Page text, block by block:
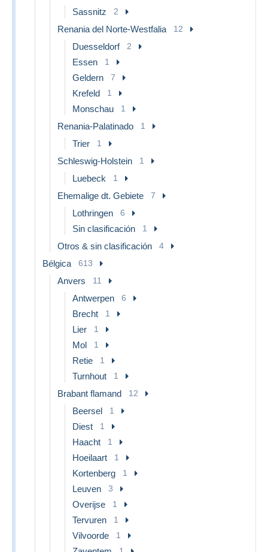
Sassnitz 2
Renania del Norte-Westfalia 12
Duesseldorf 2
Essen 1
Geldern 7
Krefeld 1
Monschau 1
Renania-Palatinado 1
Trier 1
Schleswig-Holstein 1
Luebeck 1
Ehemalige dt. Gebiete 7
Lothringen 6
Sin clasificación 1
Otros & sin clasificación 4
Bélgica 613
Anvers 11
Antwerpen 6
Brecht 1
Lier 1
Mol 1
Retie 1
Turnhout 1
Brabant flamand 12
Beersel 1
Diest 1
Haacht 1
Hoeilaart 1
Kortenberg 1
Leuven 3
Overijse 1
Tervuren 1
Vilvoorde 1